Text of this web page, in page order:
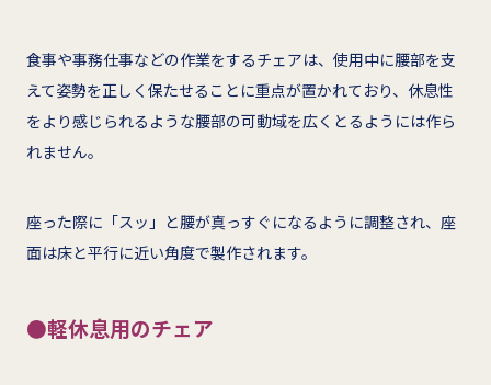
食事や事務仕事などの作業をするチェアは、使用中に腰部を支
えて姿勢を正しく保たせることに重点が置かれており、休息性
をより感じられるような腰部の可動域を広くとるようには作ら
れません。
座った際に「スッ」と腰が真っすぐになるように調整され、座
面は床と平行に近い角度で製作されます。
●軽休息用のチェア